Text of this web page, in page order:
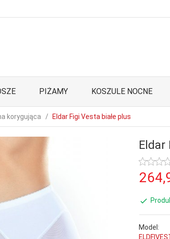
PIŻAMY KOSZULE NOCNE
korygująca Eldar Figi Vesta białe plus
Eldar
264,
Model: